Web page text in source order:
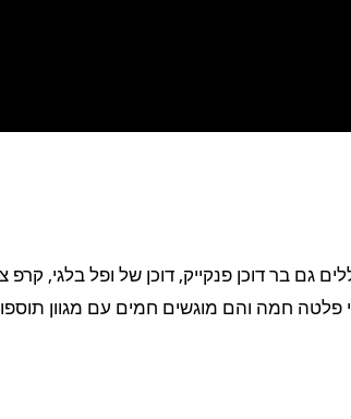
גם בר דוכן פנקייק, דוכן של ופל בלגי, קרפ
פלטה חמה והם מוגשים חמים עם מגוון